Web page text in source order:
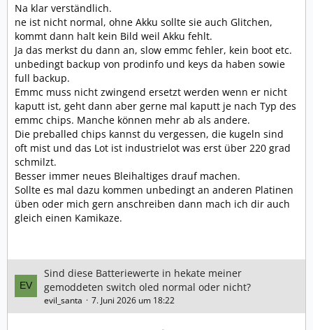
Na klar verständlich.
ne ist nicht normal, ohne Akku sollte sie auch Glitchen,
kommt dann halt kein Bild weil Akku fehlt.
Ja das merkst du dann an, slow emmc fehler, kein boot etc.
unbedingt backup von prodinfo und keys da haben sowie
full backup.
Emmc muss nicht zwingend ersetzt werden wenn er nicht
kaputt ist, geht dann aber gerne mal kaputt je nach Typ des
emmc chips. Manche können mehr ab als andere.
Die preballed chips kannst du vergessen, die kugeln sind
oft mist und das Lot ist industrielot was erst über 220 grad
schmilzt.
Besser immer neues Bleihaltiges drauf machen.
Sollte es mal dazu kommen unbedingt an anderen Platinen
üben oder mich gern anschreiben dann mach ich dir auch
gleich einen Kamikaze.
Sind diese Batteriewerte in hekate meiner
gemoddeten switch oled normal oder nicht?
evil_santa 7. Juni 2026 um 18:22